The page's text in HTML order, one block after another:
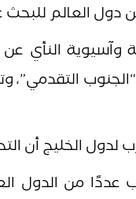
العالم للبحث
وآسيوية النأي
التقدمي”،
لدول الخليج أن
من الدول